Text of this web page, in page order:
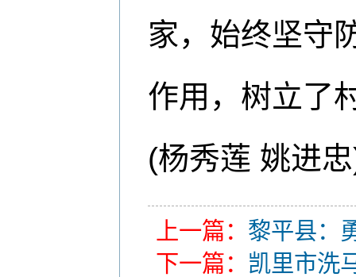
家，始终坚守
作用，树立了
(杨秀莲 姚进
上一篇： 黎平县：
下一篇： 凯里市洗